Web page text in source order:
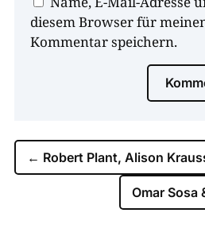
diesem Browser für
Kommentar speichern.
← Robert Plant, Alison
Omar Sosa